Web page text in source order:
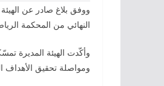
ووفق بلاغ صادر عن
النهائي من المحكمة
وأكّدت الهيئة المديرة
ومواصلة تحقيق الأهداف